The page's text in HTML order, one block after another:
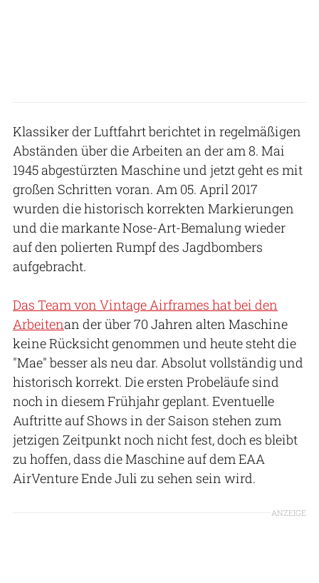
Klassiker der Luftfahrt berichtet in regelmäßigen
Abständen über die Arbeiten an der am 8. Mai
1945 abgestürzten Maschine und jetzt geht es mit
großen Schritten voran. Am 05. April 2017
wurden die historisch korrekten Markierungen
und die markante Nose-Art-Bemalung wieder
auf den polierten Rumpf des Jagdbombers
aufgebracht.
Das Team von Vintage Airframes hat bei den
Arbeitenan der über 70 Jahren alten Maschine
keine Rücksicht genommen und heute steht die
"Mae" besser als neu dar. Absolut vollständig und
historisch korrekt. Die ersten Probeläufe sind
noch in diesem Frühjahr geplant. Eventuelle
Auftritte auf Shows in der Saison stehen zum
jetzigen Zeitpunkt noch nicht fest, doch es bleibt
zu hoffen, dass die Maschine auf dem EAA
AirVenture Ende Juli zu sehen sein wird.
ANZEIGE